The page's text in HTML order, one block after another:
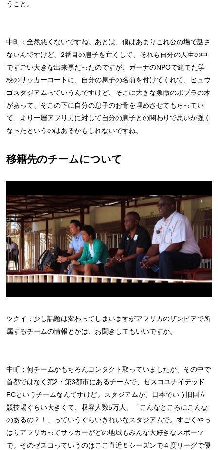
うこと。
中町：全然悪くないですね。あとは、僕はあまりこれ公の場で話さ
ないんですけど、2番目の息子を亡くして、それも自分の人生の中
ですごい大きな出来事だったのですが、ガーナのNPOで建てた学
校のサッカーコートに、自分の息子の名前を付けてくれて、ヒュウ
ゴスタジアムっていうんですけど、そこに大きな象徴のポプラの木
があって、そこの下に自分の息子のお骨を埋めさせてもらってい
て、より一層アフリカに対して自分の息子との関わりで思いが強く
なったというのはあるかもしれないですね。
移籍先のチームについて
ツクイ：少し話題は変わってしまいますがアフリカのザンビアで所
属するチームの情報とかは、お聞きしてもいいですか。
中町：何チームかもちろんコンタクト取っていましたが、その中で
首都ではなく第2・第3都市にあるチームで、ゼスコユナイテッド
FCというチームなんですけど。スタジアムが、日本でいう旧国立
競技場ぐらい大きくて、収容人数5万人。「こんなところにこんな
のあるの？！」っていうぐらいきれいなスタジアムで。すごくやっ
ぱりアフリカってサッカーがどの地域もみんな大好きなスポーツ
で。そのゼスコっていうのはここ直近５シーズンで４度リーグで優